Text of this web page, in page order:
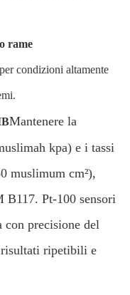
rame
condizioni altamente
Mantenere la
kpa) e i tassi
muslimum cm²),
B117. Pt-100 sensori
con precisione del
risultati ripetibili e